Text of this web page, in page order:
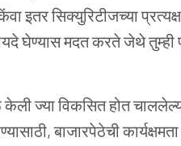
सिक्युरिटीजच्या प्रत्यक्ष
घेण्यास मदत करते जेथे तुम्ही
ज्या विकसित होत
बाजारपेठेची